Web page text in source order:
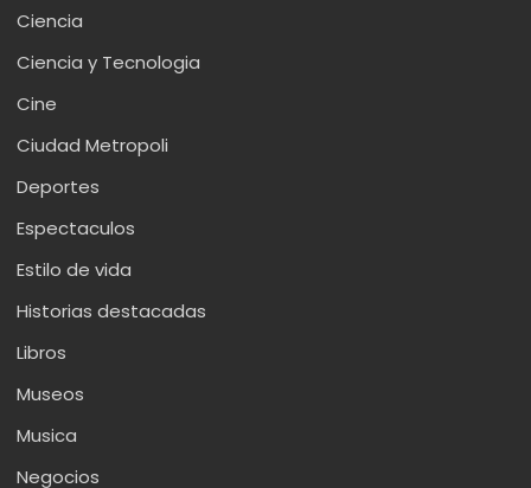
Ciencia
Ciencia y Tecnologia
Cine
Ciudad Metropoli
Deportes
Espectaculos
Estilo de vida
Historias destacadas
Libros
Museos
Musica
Negocios